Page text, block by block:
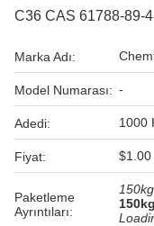
C36 CAS 61788-89-4
Marka Adı:
Model Numarası: -
Adedi: 1000
Fiyat: $1.00
Paketleme
Ayrıntıları:
150kg